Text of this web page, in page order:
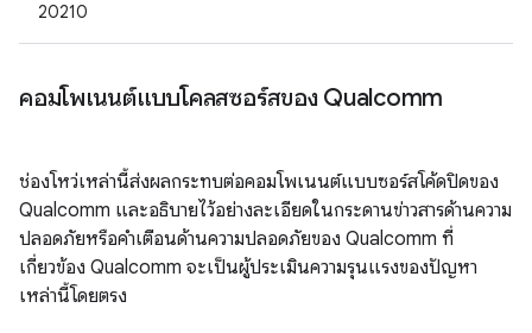
20210
คอมโพเนนต์แบบโคลสซอร์สของ Qualcomm
ช่องโหว่เหล่านี้ส่งผลกระทบต่อคอมโพเนนต์แบบซอร์สโค้ดปิดของ
Qualcomm และอธิบายไว้อย่างละเอียดในกระดานข่าวสารด้านความ
ปลอดภัยหรือคำเตือนด้านความปลอดภัยของ Qualcomm ที่
เกี่ยวข้อง Qualcomm จะเป็นผู้ประเมินความรุนแรงของปัญหา
เหล่านี้โดยตรง